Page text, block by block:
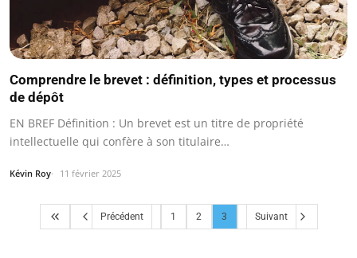
Comprendre le brevet : définition, types et processus
de dépôt
EN BREF Définition : Un brevet est un titre de propriété
intellectuelle qui confère à son titulaire…
Kévin Roy 11 février 2025
Précédent 1 2 3 Suivant